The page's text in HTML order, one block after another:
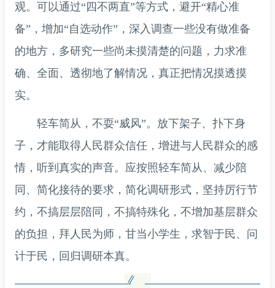
观。可以通过“四不两直”等方式，避开“精心准
备”，增加“自选动作”，深入调查一些没有做准备
的地方，多研究一些尚未摸清楚的问题，力求准
确、全面、透彻地了解情况，真正把情况摸透摸
实。
轻车简从，不耍“威风”。放下架子、扑下身
子，才能取得人民群众信任，增进与人民群众的感
情，听到真实的声音。应按照轻车简从、减少陪
同、简化接待的要求，简化调研形式，坚持厉行节
约，不搞层层陪同，不搞特殊化，不增加基层群众
的负担，拜人民为师，甘当小学生，求智于民、问
计于民，回归调研本真。